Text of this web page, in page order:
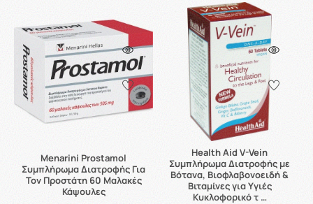
Menarini Prostamol
Συμπλήρωμα Διατροφής Για
Τον Προστάτη 60 Μαλακές
Κάψουλες
Health Aid V-Vein
Συμπλήρωμα Διατροφής με
Βότανα, Βιοφλαβονοειδή &
Βιταμίνες για Υγιές
Κυκλοφορικό τ …